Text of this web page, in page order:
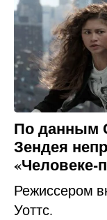
По данным
Зендея
«Человеке-
Режиссером
Уоттс.